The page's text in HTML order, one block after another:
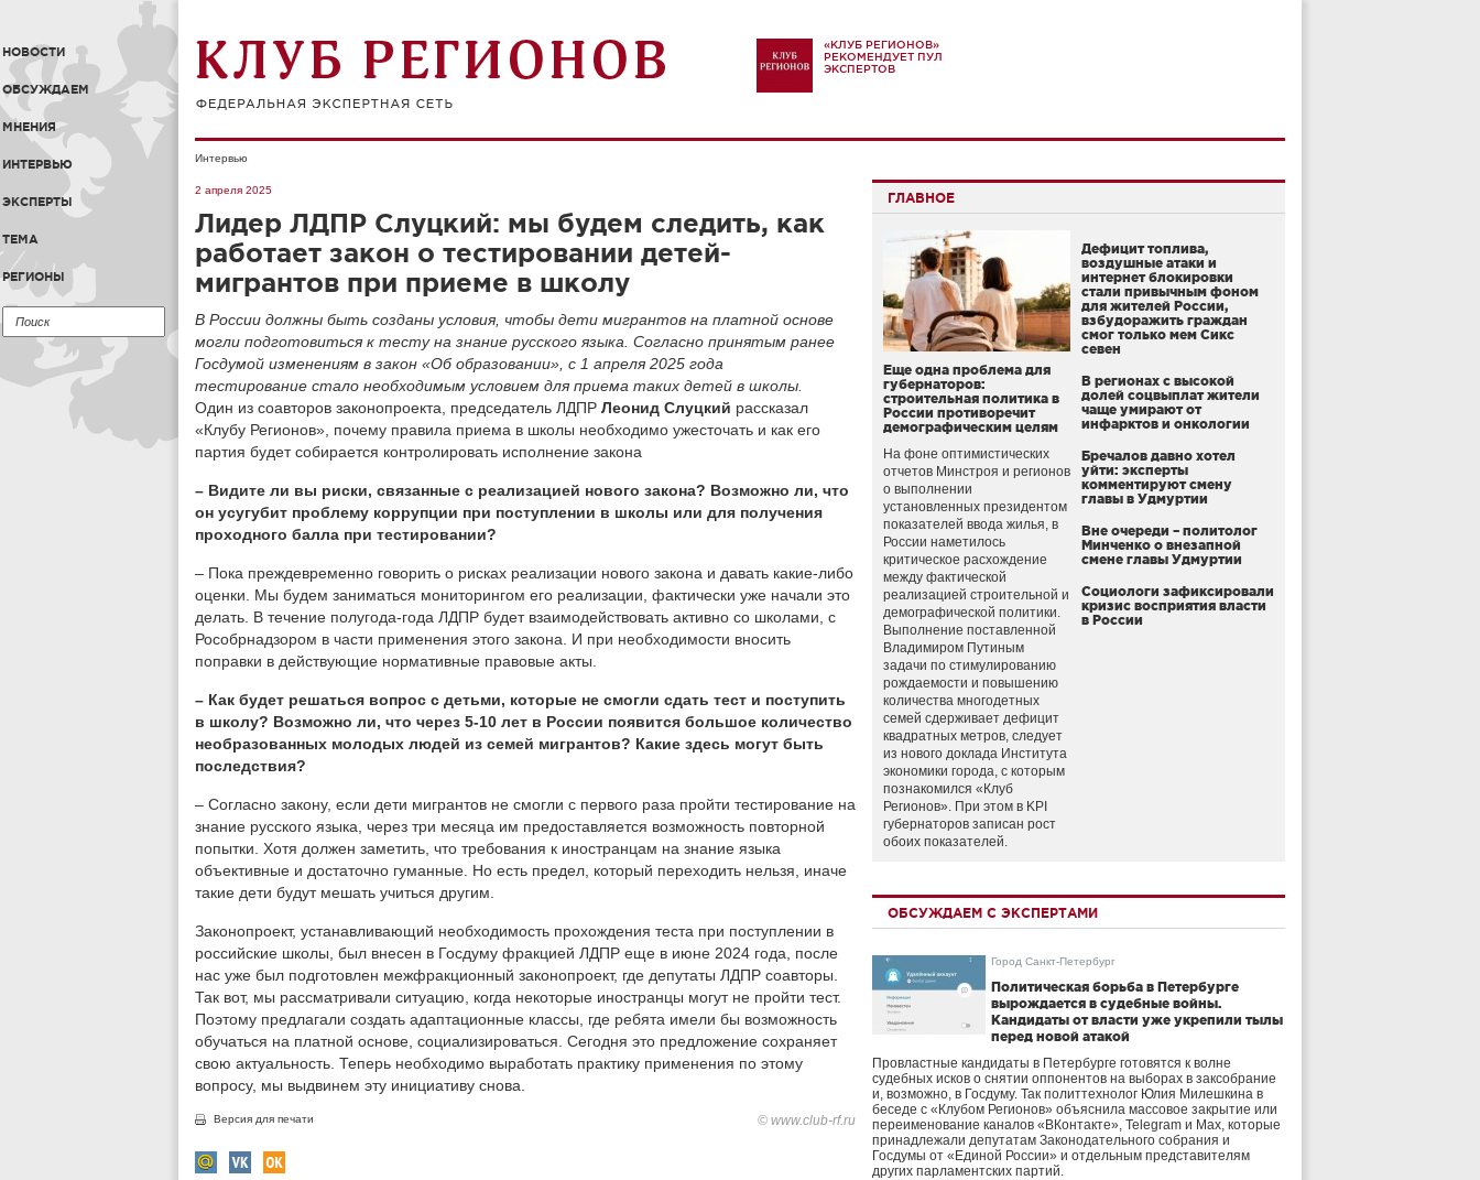
НОВОСТИ
ОБСУЖДАЕМ
МНЕНИЯ
ИНТЕРВЬЮ
ЭКСПЕРТЫ
ТЕМА
РЕГИОНЫ
«КЛУБ РЕГИОНОВ»
РЕКОМЕНДУЕТ ПУЛ
ЭКСПЕРТОВ
Интервью
2 апреля 2025
Лидер ЛДПР Слуцкий: мы будем следить, как
работает закон о тестировании детей-
мигрантов при приеме в школу
В России должны быть созданы условия, чтобы дети мигрантов на платной основе
могли подготовиться к тесту на знание русского языка. Согласно принятым ранее
Госдумой изменениям в закон «Об образовании», с 1 апреля 2025 года
тестирование стало необходимым условием для приема таких детей в школы.
Один из соавторов законопроекта, председатель ЛДПР Леонид Слуцкий рассказал
«Клубу Регионов», почему правила приема в школы необходимо ужесточать и как его
партия будет собирается контролировать исполнение закона
– Видите ли вы риски, связанные с реализацией нового закона? Возможно ли, что
он усугубит проблему коррупции при поступлении в школы или для получения
проходного балла при тестировании?
– Пока преждевременно говорить о рисках реализации нового закона и давать какие-либо
оценки. Мы будем заниматься мониторингом его реализации, фактически уже начали это
делать. В течение полугода-года ЛДПР будет взаимодействовать активно со школами, с
Рособрнадзором в части применения этого закона. И при необходимости вносить
поправки в действующие нормативные правовые акты.
– Как будет решаться вопрос с детьми, которые не смогли сдать тест и поступить
в школу? Возможно ли, что через 5-10 лет в России появится большое количество
необразованных молодых людей из семей мигрантов? Какие здесь могут быть
последствия?
– Согласно закону, если дети мигрантов не смогли с первого раза пройти тестирование на
знание русского языка, через три месяца им предоставляется возможность повторной
попытки. Хотя должен заметить, что требования к иностранцам на знание языка
объективные и достаточно гуманные. Но есть предел, который переходить нельзя, иначе
такие дети будут мешать учиться другим.
Законопроект, устанавливающий необходимость прохождения теста при поступлении в
российские школы, был внесен в Госдуму фракцией ЛДПР еще в июне 2024 года, после
нас уже был подготовлен межфракционный законопроект, где депутаты ЛДПР соавторы.
Так вот, мы рассматривали ситуацию, когда некоторые иностранцы могут не пройти тест.
Поэтому предлагали создать адаптационные классы, где ребята имели бы возможность
обучаться на платной основе, социализироваться. Сегодня это предложение сохраняет
свою актуальность. Теперь необходимо выработать практику применения по этому
вопросу, мы выдвинем эту инициативу снова.
Версия для печати © www.club-rf.ru
ГЛАВНОЕ
Еще одна проблема для
губернаторов:
строительная политика в
России противоречит
демографическим целям
На фоне оптимистических
отчетов Минстроя и регионов
о выполнении
установленных президентом
показателей ввода жилья, в
России наметилось
критическое расхождение
между фактической
реализацией строительной и
демографической политики.
Выполнение поставленной
Владимиром Путиным
задачи по стимулированию
рождаемости и повышению
количества многодетных
семей сдерживает дефицит
квадратных метров, следует
из нового доклада Института
экономики города, с которым
познакомился «Клуб
Регионов». При этом в KPI
губернаторов записан рост
обоих показателей.
Дефицит топлива,
воздушные атаки и
интернет блокировки
стали привычным фоном
для жителей России,
взбудоражить граждан
смог только мем Сикс
севен
В регионах с высокой
долей соцвыплат жители
чаще умирают от
инфарктов и онкологии
Бречалов давно хотел
уйти: эксперты
комментируют смену
главы в Удмуртии
Вне очереди – политолог
Минченко о внезапной
смене главы Удмуртии
Социологи зафиксировали
кризис восприятия власти
в России
ОБСУЖДАЕМ С ЭКСПЕРТАМИ
Город Санкт-Петербург
Политическая борьба в Петербурге
вырождается в судебные войны.
Кандидаты от власти уже укрепили тылы
перед новой атакой
Провластные кандидаты в Петербурге готовятся к волне
судебных исков о снятии оппонентов на выборах в заксобрание
и, возможно, в Госдуму. Так политтехнолог Юлия Милешкина в
беседе с «Клубом Регионов» объяснила массовое закрытие или
переименование каналов «ВКонтакте», Telegram и Max, которые
принадлежали депутатам Законодательного собрания и
Госдумы от «Единой России» и отдельным представителям
других парламентских партий.